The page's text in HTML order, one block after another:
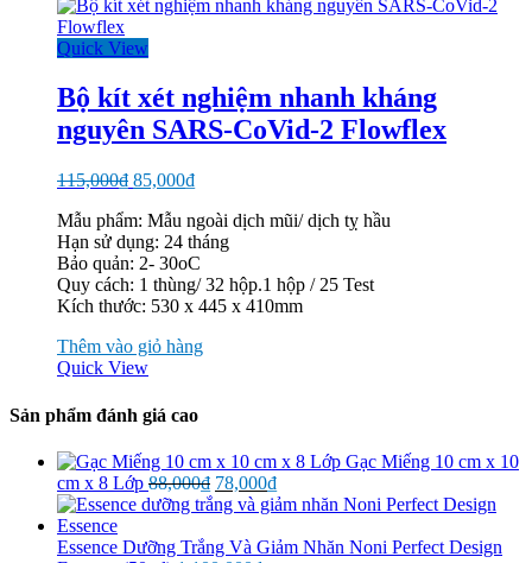
Quick View
Bộ kít xét nghiệm nhanh kháng
nguyên SARS-CoVid-2 Flowflex
115,000₫ Giá
là:
115,000₫.
85,000₫Giá
tại
là:
85,000₫.
Mẫu phẩm: Mẫu ngoài dịch mũi/ dịch tỵ hầu
Hạn sử dụng: 24 tháng
Bảo quản: 2- 30oC
Quy cách: 1 thùng/ 32 hộp.1 hộp / 25 Test
Kích thước: 530 x 445 x 410mm
Thêm vào giỏ hàng
Quick View
Sản phẩm đánh giá cao
Gạc Miếng 10 cm x 10
cm x 8 Lớp 88,000₫ Giá
gốc
88,000₫.
78,000₫Giá
hiện
là:
Essence Dưỡng Trắng Và Giảm Nhăn Noni Perfect Design